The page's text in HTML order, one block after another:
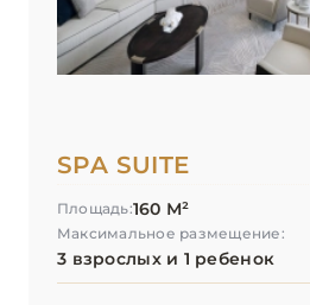
SPA SUITE
Площадь:160 М²
Максимальное размещение:
3 взрослых и 1 ребенок